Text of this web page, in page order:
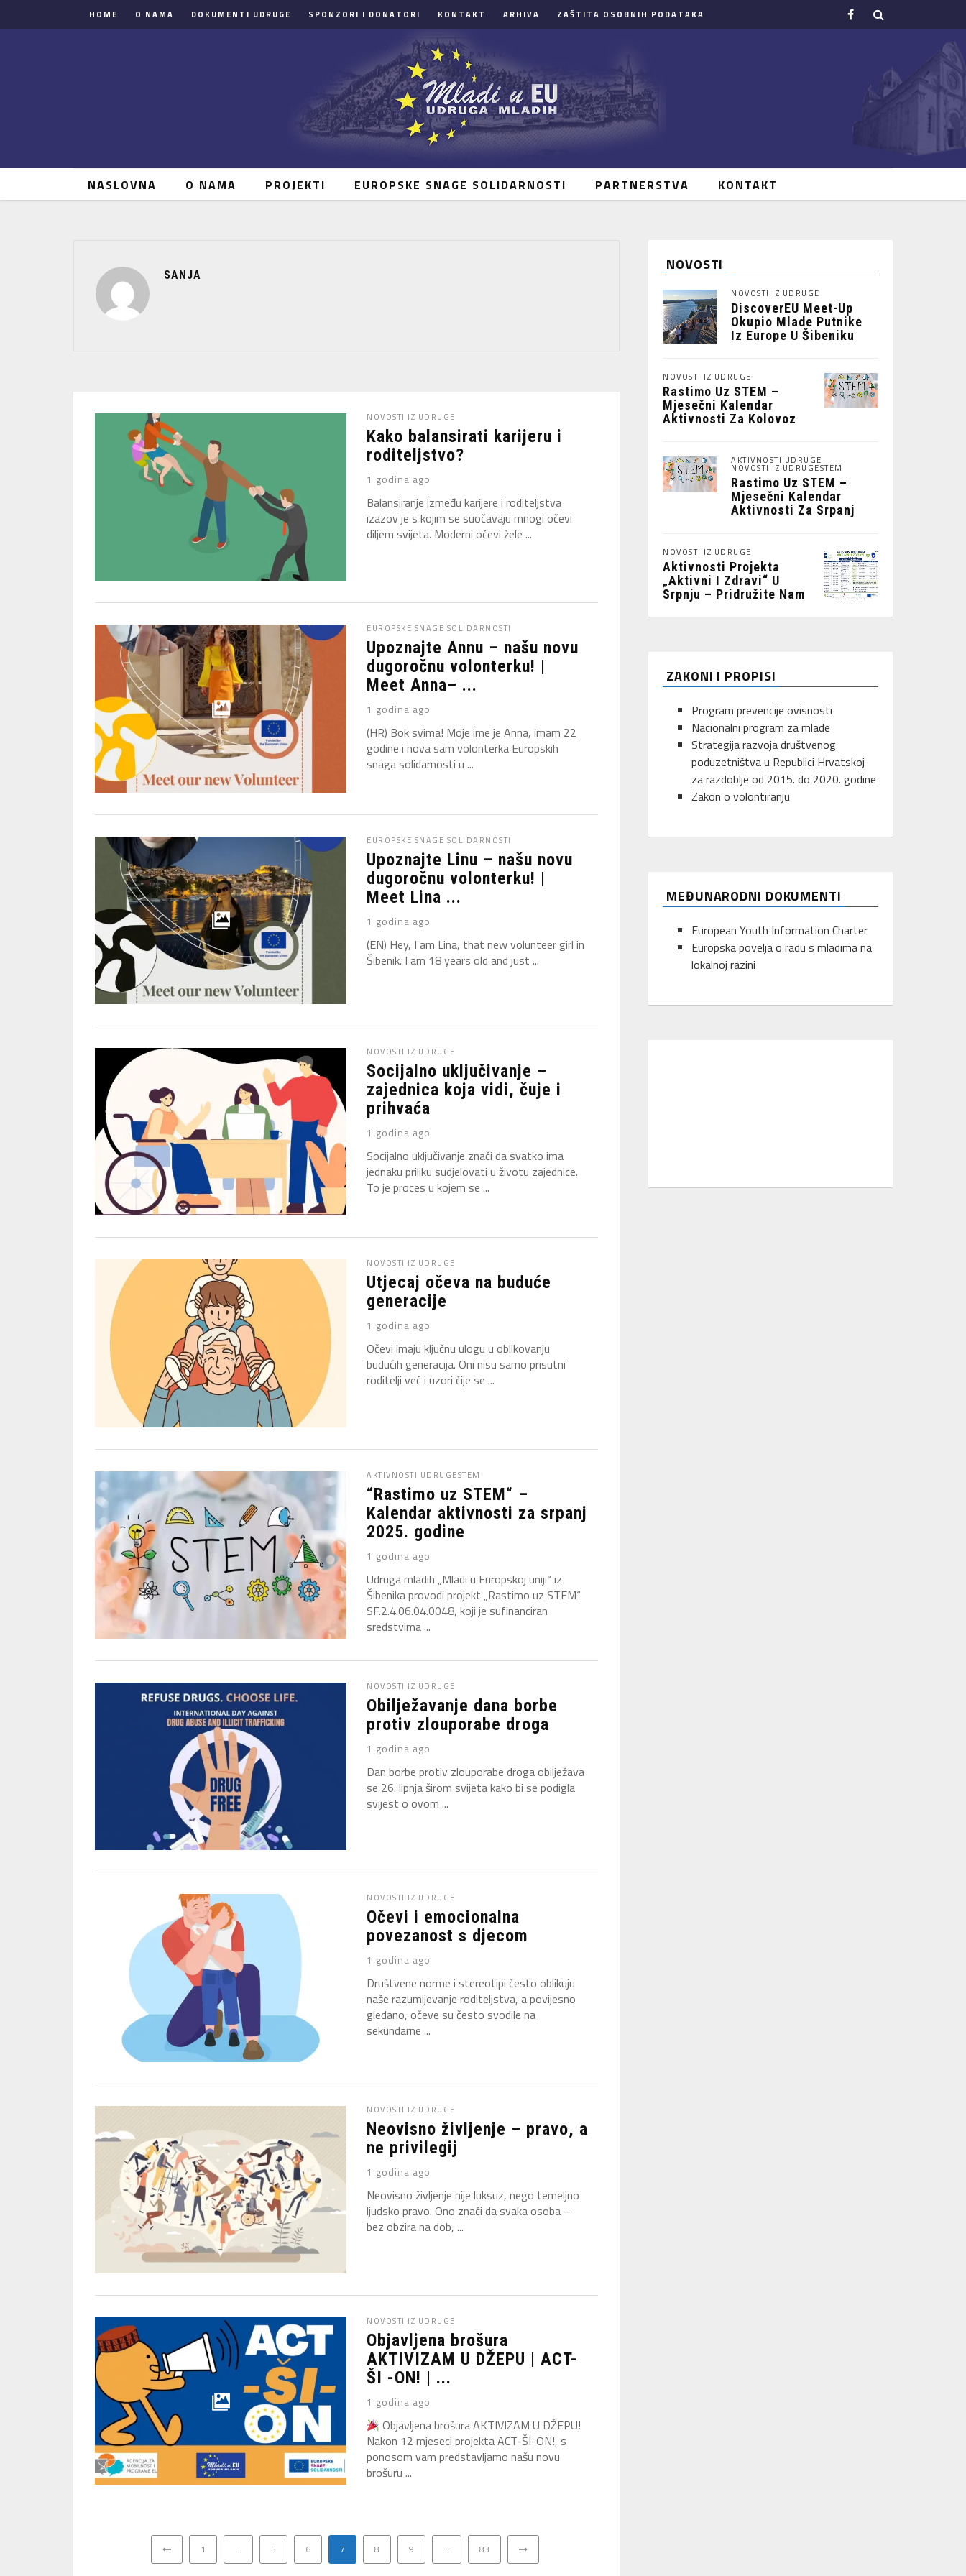
HOME O NAMA DOKUMENTI UDRUGE SPONZORI I DONATORI KONTAKT ARHIVA ZAŠTITA OSOBNIH PODATAKA
NASLOVNA O NAMA PROJEKTI EUROPSKE SNAGE SOLIDARNOSTI PARTNERSTVA KONTAKT
SANJA
NOVOSTI IZ UDRUGE
Kako balansirati karijeru i
roditeljstvo?
1 godina ago
Balansiranje između karijere i roditeljstva
izazov je s kojim se suočavaju mnogi očevi
diljem svijeta. Moderni očevi žele ...
EUROPSKE SNAGE SOLIDARNOSTI
Upoznajte Annu – našu novu
dugoročnu volonterku! |
Meet Anna– ...
1 godina ago
(HR) Bok svima! Moje ime je Anna, imam 22
godine i nova sam volonterka Europskih
snaga solidarnosti u ...
EUROPSKE SNAGE SOLIDARNOSTI
Upoznajte Linu – našu novu
dugoročnu volonterku! |
Meet Lina ...
1 godina ago
(EN) Hey, I am Lina, that new volunteer girl in
Šibenik. I am 18 years old and just ...
NOVOSTI IZ UDRUGE
Socijalno uključivanje –
zajednica koja vidi, čuje i
prihvaća
1 godina ago
Socijalno uključivanje znači da svatko ima
jednaku priliku sudjelovati u životu zajednice.
To je proces u kojem se ...
NOVOSTI IZ UDRUGE
Utjecaj očeva na buduće
generacije
1 godina ago
Očevi imaju ključnu ulogu u oblikovanju
budućih generacija. Oni nisu samo prisutni
roditelji već i uzori čije se ...
AKTIVNOSTI UDRUGESTEM
“Rastimo uz STEM“ –
Kalendar aktivnosti za srpanj
2025. godine
1 godina ago
Udruga mladih „Mladi u Europskoj uniji“ iz
Šibenika provodi projekt „Rastimo uz STEM“
SF.2.4.06.04.0048, koji je sufinanciran
sredstvima ...
NOVOSTI IZ UDRUGE
Obilježavanje dana borbe
protiv zlouporabe droga
1 godina ago
Dan borbe protiv zlouporabe droga obilježava
se 26. lipnja širom svijeta kako bi se podigla
svijest o ovom ...
NOVOSTI IZ UDRUGE
Očevi i emocionalna
povezanost s djecom
1 godina ago
Društvene norme i stereotipi često oblikuju
naše razumijevanje roditeljstva, a povijesno
gledano, očeve su često svodile na
sekundarne ...
NOVOSTI IZ UDRUGE
Neovisno življenje – pravo, a
ne privilegij
1 godina ago
Neovisno življenje nije luksuz, nego temeljno
ljudsko pravo. Ono znači da svaka osoba –
bez obzira na dob, ...
NOVOSTI IZ UDRUGE
Objavljena brošura
AKTIVIZAM U DŽEPU | ACT-
ŠI -ON! | ...
1 godina ago
Objavljena brošura AKTIVIZAM U DŽEPU!
Nakon 12 mjeseci projekta ACT-ŠI-ON!, s
ponosom vam predstavljamo našu novu
brošuru ...
1 … 5 6 7 8 9 … 83
NOVOSTI
NOVOSTI IZ UDRUGE
DiscoverEU Meet-Up
Okupio Mlade Putnike
Iz Europe U Šibeniku
NOVOSTI IZ UDRUGE
Rastimo Uz STEM –
Mjesečni Kalendar
Aktivnosti Za Kolovoz
AKTIVNOSTI UDRUGE
NOVOSTI IZ UDRUGESTEM
Rastimo Uz STEM –
Mjesečni Kalendar
Aktivnosti Za Srpanj
NOVOSTI IZ UDRUGE
Aktivnosti Projekta
„Aktivni I Zdravi“ U
Srpnju – Pridružite Nam
ZAKONI I PROPISI
Program prevencije ovisnosti
Nacionalni program za mlade
Strategija razvoja društvenog
poduzetništva u Republici Hrvatskoj
za razdoblje od 2015. do 2020. godine
Zakon o volontiranju
MEĐUNARODNI DOKUMENTI
European Youth Information Charter
Europska povelja o radu s mladima na
lokalnoj razini